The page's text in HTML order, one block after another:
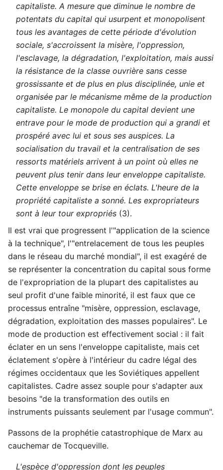
capitaliste. A mesure que diminue le nombre de
potentats du capital qui usurpent et monopolisent
tous les avantages de cette période d'évolution
sociale, s'accroissent la misère, l'oppression,
l'esclavage, la dégradation, l'exploitation, mais aussi
la résistance de la classe ouvrière sans cesse
grossissante et de plus en plus disciplinée, unie et
organisée par le mécanisme même de la production
capitaliste. Le monopole du capital devient une
entrave pour le mode de production qui a grandi et
prospéré avec lui et sous ses auspices. La
socialisation du travail et la centralisation de ses
ressorts matériels arrivent à un point où elles ne
peuvent plus tenir dans leur enveloppe capitaliste.
Cette enveloppe se brise en éclats. L'heure de la
propriété capitaliste a sonné. Les expropriateurs
sont à leur tour expropriés (3).
Il est vrai que progressent l'"application de la science
à la technique", l'"entrelacement de tous les peuples
dans le réseau du marché mondial", il est exagéré de
se représenter la concentration du capital sous forme
de l'expropriation de la plupart des capitalistes au
seul profit d'une faible minorité, il est faux que ce
processus entraîne "misère, oppression, esclavage,
dégradation, exploitation des masses populaires". Le
mode de production est effectivement social : il fait
éclater en un sens l'enveloppe capitaliste, mais cet
éclatement s'opère à l'intérieur du cadre légal des
régimes occidentaux que les Soviétiques appellent
capitalistes. Cadre assez souple pour s'adapter aux
besoins "de la transformation des outils en
instruments puissants seulement par l'usage commun".
Passons de la prophétie catastrophique de Marx au
cauchemar de Tocqueville.
L'espèce d'oppression dont les peuples